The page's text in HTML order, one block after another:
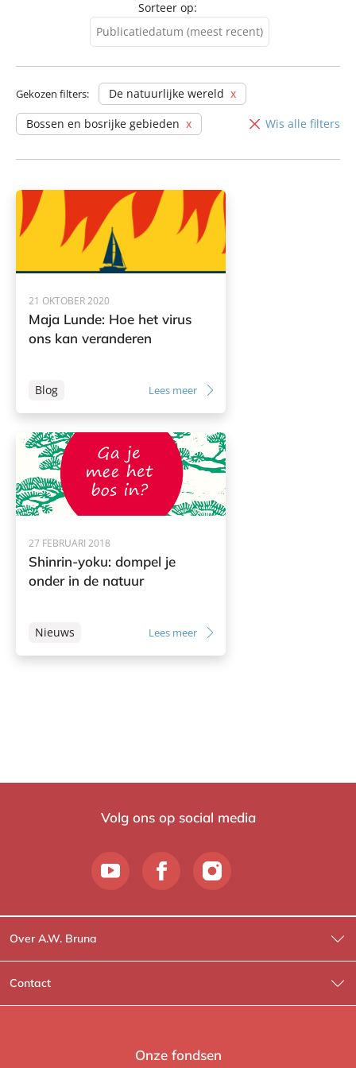
Sorteer op:
Publicatiedatum (meest recent)
Publicatiedatum (minst
recent)
Gekozen filters:
De natuurlijke wereld
Bossen en bosrijke gebieden
Wis alle filters
21 OKTOBER 2020
Maja Lunde: Hoe het virus
ons kan veranderen
Blog Lees meer
27 FEBRUARI 2018
Shinrin-yoku: dompel je
onder in de natuur
Nieuws Lees meer
Volg ons op social media
Over A.W. Bruna
Wat wij doen
Wie is Wie?
Contact
Contactinformatie
Onze fondsen